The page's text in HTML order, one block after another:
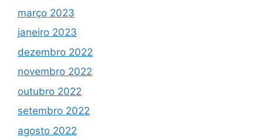
março 2023
janeiro 2023
dezembro 2022
novembro 2022
outubro 2022
setembro 2022
agosto 2022